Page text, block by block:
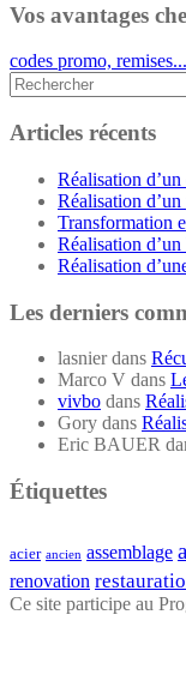
Vos avantages
codes promo, remises...
Rechercher...
Articles récents
Réalisation
Réalisation
Transformation
Réalisation
Réalisation
Les derniers
lasnierdans
Marco V dans
vivbo dans
Gory dans
Eric BAUER
Étiquettes
acier ancien assemblage
renovation
Ce site participe au